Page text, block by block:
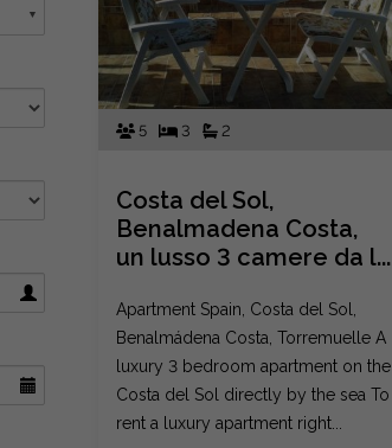
5 3 2
Costa del Sol,
Benalmadena Costa,
un lusso 3 camere da l...
Apartment Spain, Costa del Sol,
Benalmádena Costa, Torremuelle A
luxury 3 bedroom apartment on the
Costa del Sol directly by the sea To
rent a luxury apartment right...
▼